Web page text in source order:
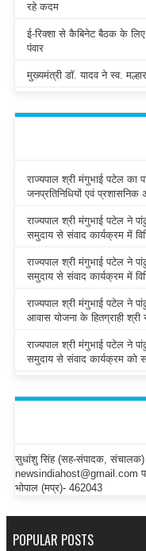
रहे कदम
ई-रिक्शा से कैबिनेट बैठक के लिए
पंवार
मुख्यमंत्री डॉ. यादव ने स्व.
राज्यपाल श्री मंगुभाई पटेल का
जनप्रतिनिधियों एवं प्रशासनिक
राज्यपाल श्री मंगुभाई पटेल ने
समुदाय से संवाद कार्यक्रम में
राज्यपाल श्री मंगुभाई पटेल ने
समुदाय से संवाद कार्यक्रम में
राज्यपाल श्री मंगुभाई पटेल ने
आवास योजना के हितग्राही
राज्यपाल श्री मंगुभाई पटेल ने
समुदाय से संवाद कार्यक्रम को
सुधांशु सिंह (सह-संपादक,
newsindiahost@gmail.com
भोपाल (मप्र)- 462043
POPULAR POSTS